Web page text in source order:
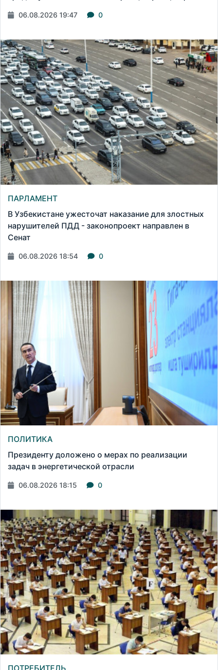
06.08.2026 19:47 0
ПАРЛАМЕНТ
В Узбекистане ужесточат наказание для злостных
нарушителей ПДД - законопроект направлен в
Сенат
06.08.2026 18:54 0
ПОЛИТИКА
Президенту доложено о мерах по реализации
задач в энергетической отрасли
06.08.2026 18:15 0